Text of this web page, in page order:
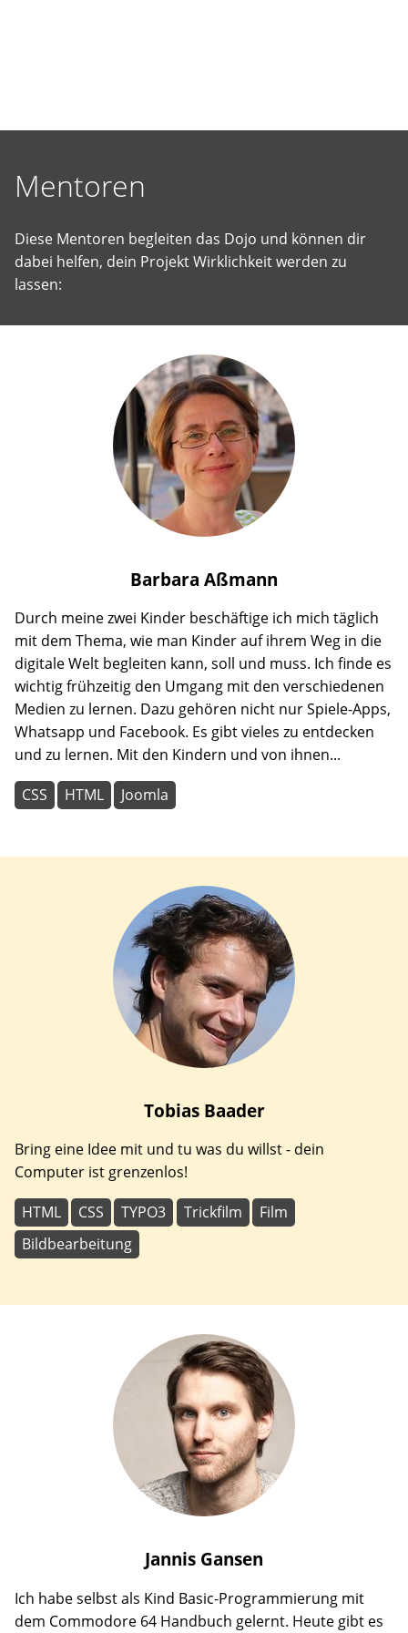
zu
Mentoren
Diese Mentoren begleiten das Dojo und können dir
dabei helfen, dein Projekt Wirklichkeit werden zu
lassen:
Barbara Aßmann
Durch meine zwei Kinder beschäftige ich mich täglich
mit dem Thema, wie man Kinder auf ihrem Weg in die
digitale Welt begleiten kann, soll und muss. Ich finde es
wichtig frühzeitig den Umgang mit den verschiedenen
Medien zu lernen. Dazu gehören nicht nur Spiele-Apps,
Whatsapp und Facebook. Es gibt vieles zu entdecken
und zu lernen. Mit den Kindern und von ihnen...
CSS HTML Joomla
Tobias Baader
Bring eine Idee mit und tu was du willst - dein
Computer ist grenzenlos!
HTML CSS TYPO3 Trickfilm
Film
Bildbearbeitung
Jannis Gansen
Ich habe selbst als Kind Basic-Programmierung mit
dem Commodore 64 Handbuch gelernt. Heute gibt es